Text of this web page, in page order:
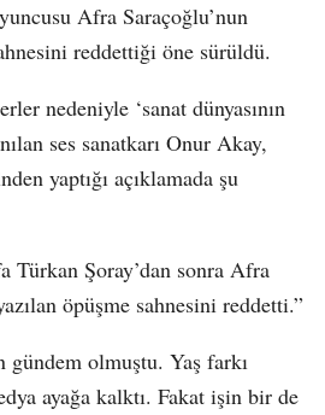
Afra Saraçoğlu’nun
reddettiği öne sürüldü.
nedeniyle ‘sanat dünyasının
ses sanatkarı Onur Akay,
yaptığı açıklamada şu
Türkan Şoray’dan sonra Afra
öpüşme sahnesini reddetti.”
gündem olmuştu. Yaş farkı
ayağa kalktı. Fakat işin bir de